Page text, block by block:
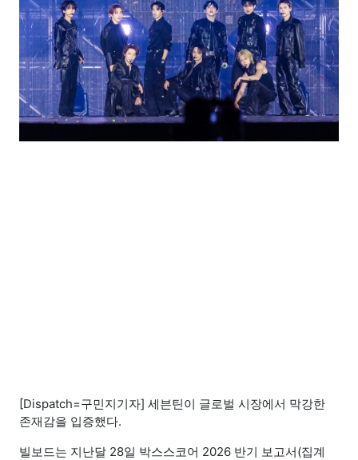
[Dispatch=구민지기자] 세븐틴이 글로벌 시장에서 막강한
존재감을 입증했다.
빌보드는 지난달 28일 박스스코어 2026 반기 보고서(집계